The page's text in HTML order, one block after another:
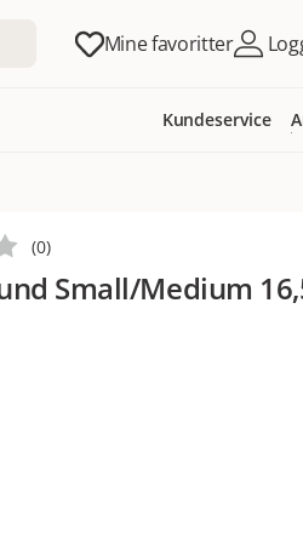
Mine favoritter
Kundeservice
Small/Medium
(0)